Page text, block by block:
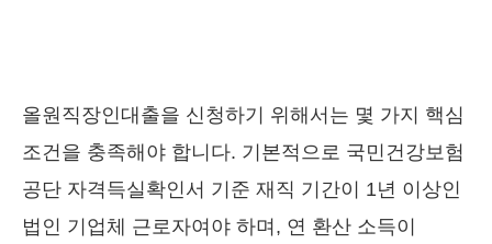
올원직장인대출을 신청하기 위해서는 몇 가지 핵심
조건을 충족해야 합니다. 기본적으로 국민건강보험
공단 자격득실확인서 기준 재직 기간이 1년 이상인
법인 기업체 근로자여야 하며, 연 환산 소득이